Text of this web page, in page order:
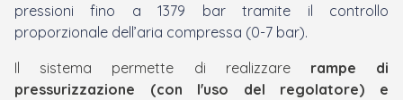
pressioni fino a 1379 bar tramite il controllo
proporzionale dell’aria compressa (0-7 bar).
Il sistema permette di realizzare rampe di
pressurizzazione (con l'uso del regolatore) e